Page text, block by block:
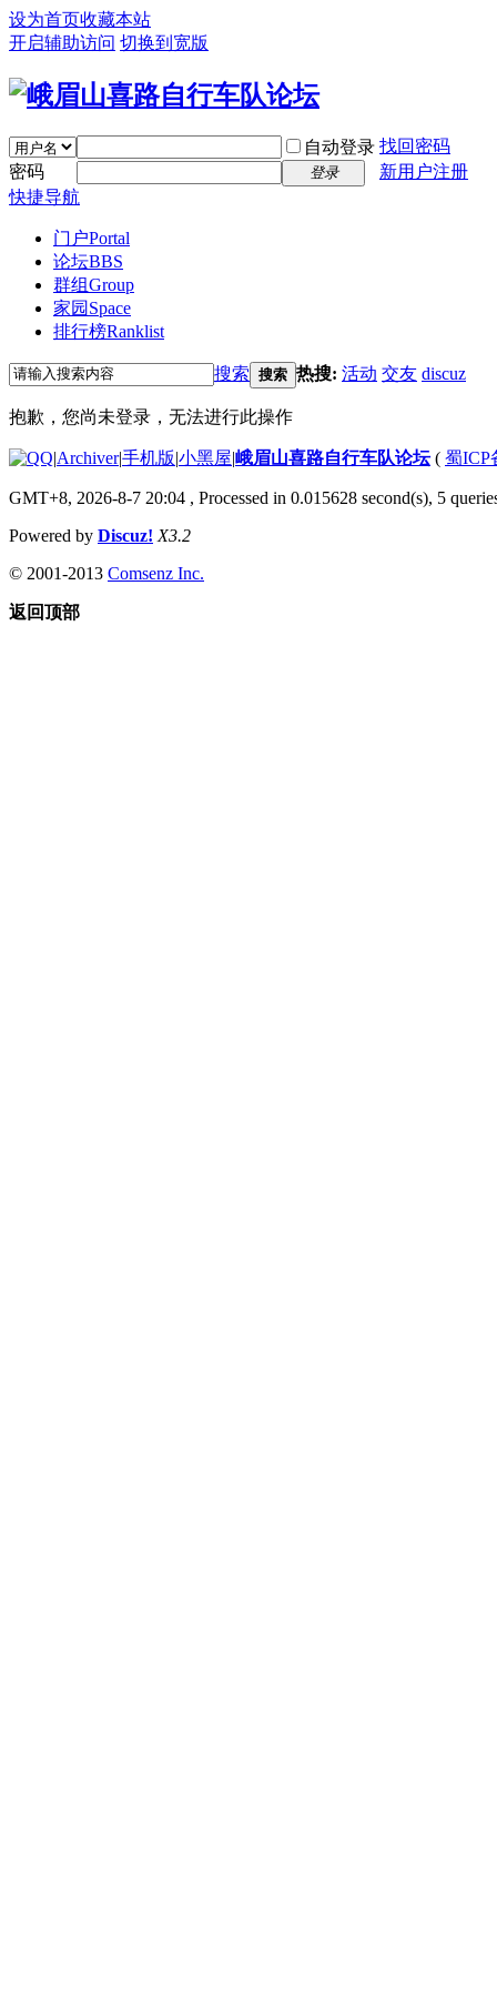
设为首页收藏本站
开启辅助访问 切换到宽版
自动登录 找回密码
密码
登录
新用户注册
快捷导航
门户Portal
论坛BBS
群组Group
家园 Space
排行榜Ranklist
搜索 搜索 热搜: 活动 交友 discuz
抱歉，您尚未登录，无法进行此操作
|Archiver|手机版|小黑屋|峨眉山喜路自行车队论坛( 蜀ICP
GMT+8, 2026-8-7 20:04 , Processed in 0.015628 second(s), 5
Powered by Discuz! X3.2
© 2001-2013 Comsenz Inc.
返回顶部